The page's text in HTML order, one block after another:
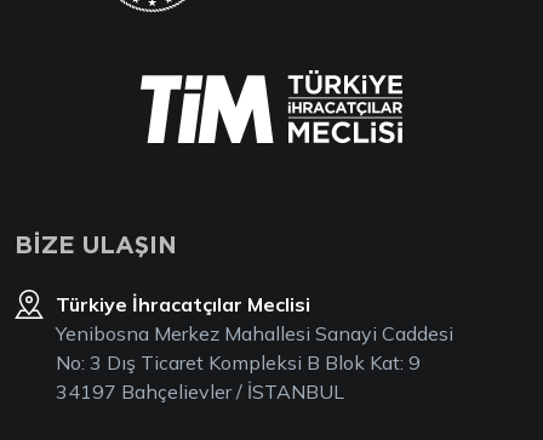
BİZE ULAŞIN
Türkiye İhracatçılar Meclisi
Yenibosna Merkez Mahallesi Sanayi Caddesi
No: 3 Dış Ticaret Kompleksi B Blok Kat: 9
34197 Bahçelievler / İSTANBUL